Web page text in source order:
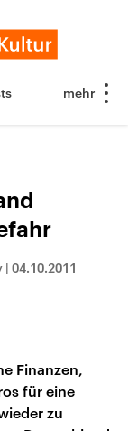
| 04.10.2011
Finanzen,
für eine
zu